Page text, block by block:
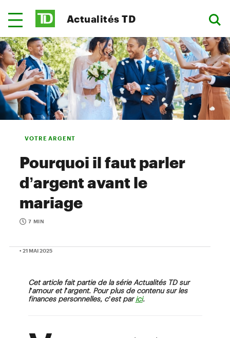
Actualités TD
VOTRE ARGENT
Pourquoi il faut parler
d’argent avant le
mariage
7 MIN
• 21 MAI 2025
Cet article fait partie de la série Actualités TD sur
l’amour et l’argent. Pour plus de contenu sur les
finances personnelles, c’est parici.